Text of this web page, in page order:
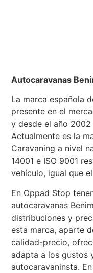
Autocaravanas
La marca española
presente en el
y desde el año
Actualmente es la
Caravaning a nivel
14001 e ISO 9001
vehículo, igual que
En Oppad Stop
autocaravanas
distribuciones y
esta marca, aparte
calidad-precio,
adapta a los gustos
autocaravaninsta.